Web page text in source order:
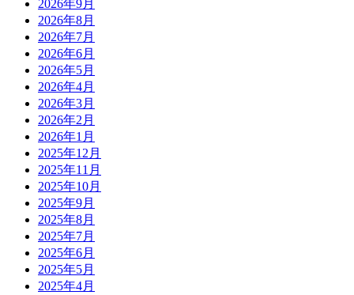
2026年9月
2026年8月
2026年7月
2026年6月
2026年5月
2026年4月
2026年3月
2026年2月
2026年1月
2025年12月
2025年11月
2025年10月
2025年9月
2025年8月
2025年7月
2025年6月
2025年5月
2025年4月